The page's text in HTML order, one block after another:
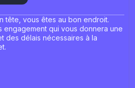
tête, vous êtes au bon endroit.
engagement qui vous donnera une
des délais nécessaires à la